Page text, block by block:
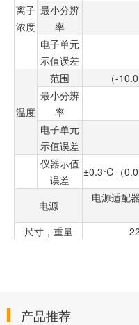
离子
浓度
最小分辨
率
电子单元
示值误差
温度
范围
（-
最小分辨
率
电子单元
示值误差
仪器示值
误差
±0.3℃（
电源
电源适配
尺寸，重量
产品推荐